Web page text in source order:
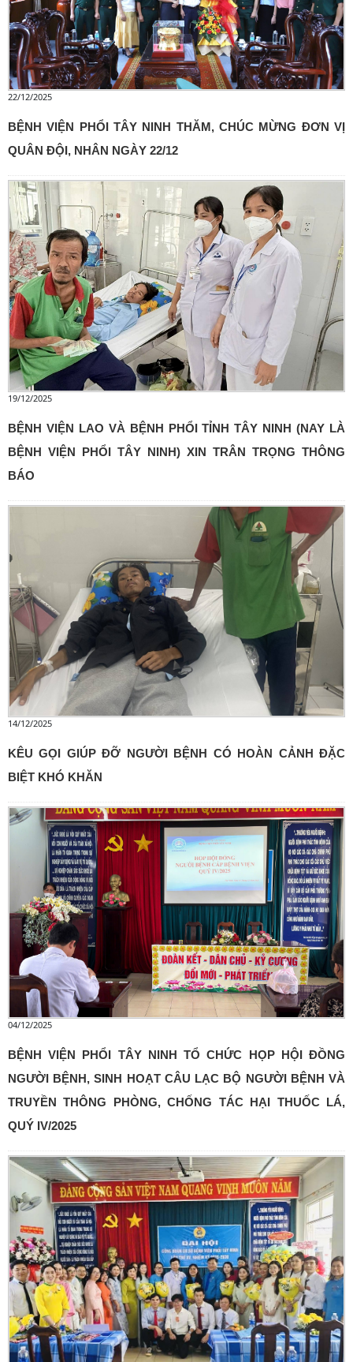
22/12/2025
BỆNH VIỆN PHỔI TÂY NINH THĂM, CHÚC MỪNG ĐƠN VỊ
QUÂN ĐỘI, NHÂN NGÀY 22/12
19/12/2025
BỆNH VIỆN LAO VÀ BỆNH PHỔI TỈNH TÂY NINH (NAY LÀ
BỆNH VIỆN PHỔI TÂY NINH) XIN TRÂN TRỌNG THÔNG
BÁO
14/12/2025
KÊU GỌI GIÚP ĐỠ NGƯỜI BỆNH CÓ HOÀN CẢNH ĐẶC
BIỆT KHÓ KHĂN
04/12/2025
BỆNH VIỆN PHỔI TÂY NINH TỔ CHỨC HỌP HỘI ĐỒNG
NGƯỜI BỆNH, SINH HOẠT CÂU LẠC BỘ NGƯỜI BỆNH VÀ
TRUYỀN THÔNG PHÒNG, CHỐNG TÁC HẠI THUỐC LÁ,
QUÝ IV/2025